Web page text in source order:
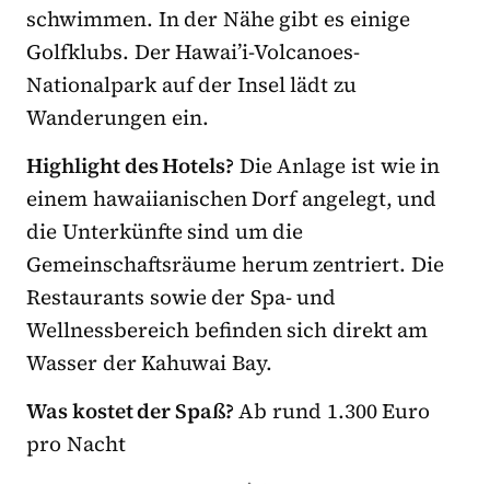
schwimmen. In der Nähe gibt es einige
Golfklubs. Der Hawai’i-Volcanoes-
Nationalpark auf der Insel lädt zu
Wanderungen ein.
Highlight des Hotels? Die Anlage ist wie in
einem hawaiianischen Dorf angelegt, und
die Unterkünfte sind um die
Gemeinschaftsräume herum zentriert. Die
Restaurants sowie der Spa- und
Wellnessbereich befinden sich direkt am
Wasser der Kahuwai Bay.
Was kostet der Spaß?Ab rund 1.300 Euro
pro Nacht